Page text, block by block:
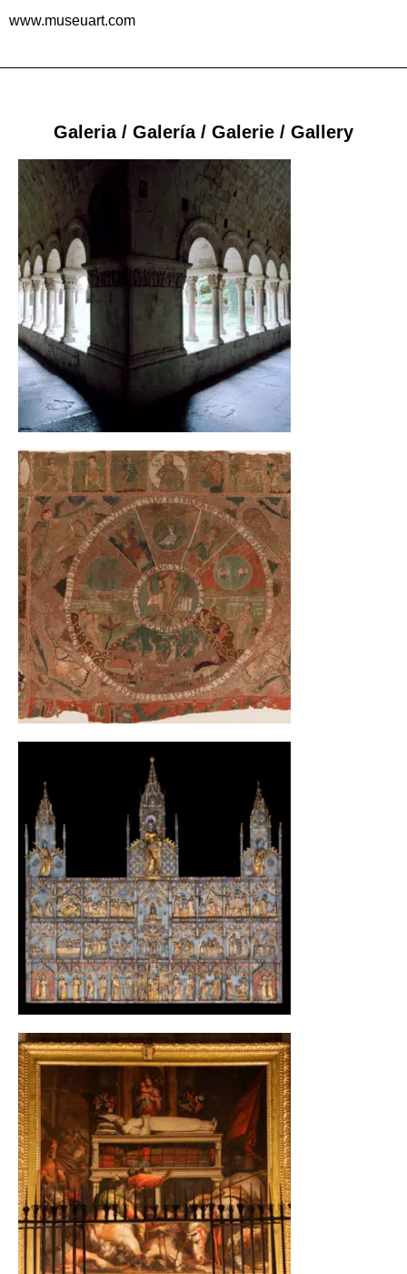
www.museuart.com
Galeria / Galería / Galerie / Gallery